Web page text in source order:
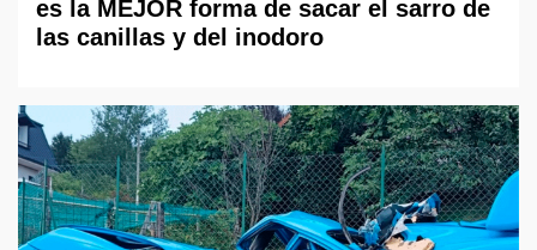
es la MEJOR forma de sacar el sarro de
las canillas y del inodoro